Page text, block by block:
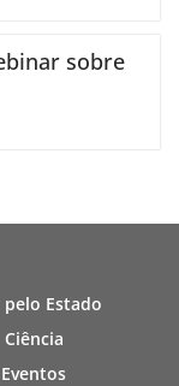
sobre
pelo Estado
Ciência
Eventos